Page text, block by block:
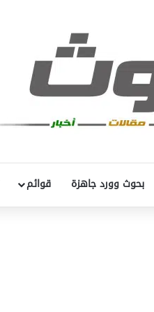
بحوث وورد جاهزة قوائم